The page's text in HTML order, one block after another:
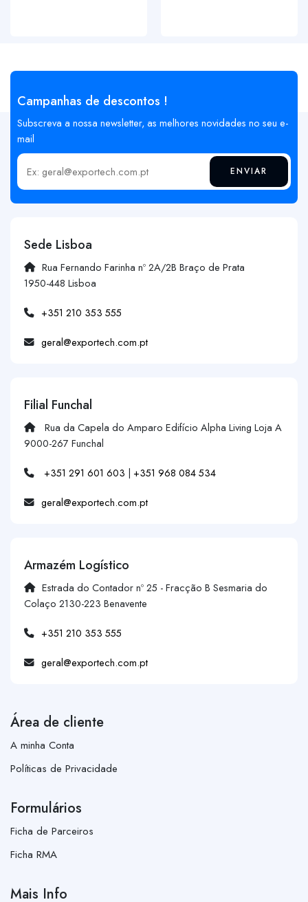
Campanhas de descontos !
Subscreva a nossa newsletter, as melhores novidades no seu e-
mail
Insira o seu email ENVIAR
Sede Lisboa
Rua Fernando Farinha nº 2A/2B Braço de Prata
1950-448 Lisboa
+351 210 353 555
geral@exportech.com.pt
Filial Funchal
Rua da Capela do Amparo Edifício Alpha Living Loja A
9000-267 Funchal
+351 291 601 603 | +351 968 084 534
geral@exportech.com.pt
Armazém Logístico
Estrada do Contador nº 25 - Fracção B Sesmaria do
Colaço 2130-223 Benavente
+351 210 353 555
geral@exportech.com.pt
Área de cliente
A minha Conta
Políticas de Privacidade
Formulários
Ficha de Parceiros
Ficha RMA
Mais Info